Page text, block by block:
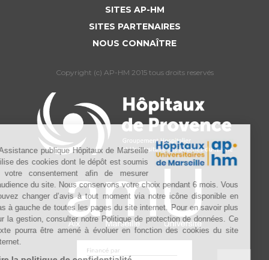
SITES AP-HM
SITES PARTENAIRES
NOUS CONNAÎTRE
Copyright (c) AP-HM 2015 tous droits reservés
L’Assistance publique Hôpitaux de Marseille
utilise des cookies dont le dépôt est soumis
à votre consentement afin de mesurer
l’audience du site. Nous conservons votre choix pendant 6 mois. Vous
pouvez changer d’avis à tout moment via notre icône disponible en
bas à gauche de toutes les pages du site internet. Pour en savoir plus
sur la gestion, consulter notre Politique de protection de données. Ce
texte pourra être amené à évoluer en fonction des cookies du site
internet.